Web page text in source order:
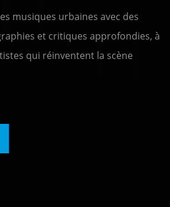
musiques urbaines avec des
et critiques approfondies, à
qui réinventent la scène